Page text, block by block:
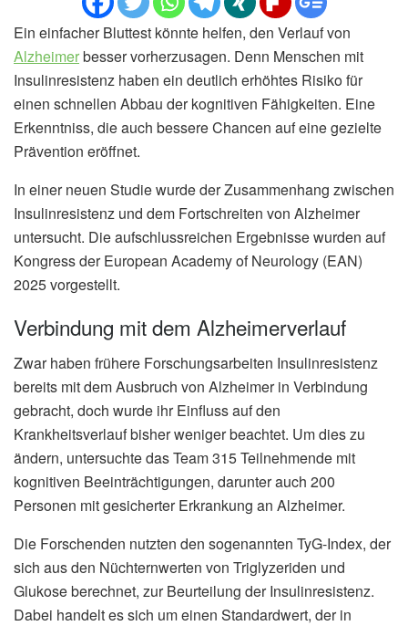
Ein einfacher Bluttest könnte helfen, den Verlauf von
Alzheimerbesser vorherzusagen. Denn Menschen mit
Insulinresistenz haben ein deutlich erhöhtes Risiko für
einen schnellen Abbau der kognitiven Fähigkeiten. Eine
Erkenntniss, die auch bessere Chancen auf eine gezielte
Prävention eröffnet.
In einer neuen Studie wurde der Zusammenhang zwischen
Insulinresistenz und dem Fortschreiten von Alzheimer
untersucht. Die aufschlussreichen Ergebnisse wurden auf
Kongress der European Academy of Neurology (EAN)
2025 vorgestellt.
Verbindung mit dem Alzheimerverlauf
Zwar haben frühere Forschungsarbeiten Insulinresistenz
bereits mit dem Ausbruch von Alzheimer in Verbindung
gebracht, doch wurde ihr Einfluss auf den
Krankheitsverlauf bisher weniger beachtet. Um dies zu
ändern, untersuchte das Team 315 Teilnehmende mit
kognitiven Beeinträchtigungen, darunter auch 200
Personen mit gesicherter Erkrankung an Alzheimer.
Die Forschenden nutzten den sogenannten TyG-Index, der
sich aus den Nüchternwerten von Triglyzeriden und
Glukose berechnet, zur Beurteilung der Insulinresistenz.
Dabei handelt es sich um einen Standardwert, der in